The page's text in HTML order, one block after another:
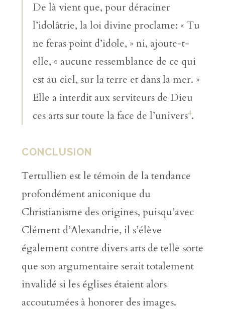
De là vient que, pour déraciner
l’idolâtrie, la loi divine proclame: « Tu
ne feras point d’idole, » ni, ajoute-t-
elle, « aucune ressemblance de ce qui
est au ciel, sur la terre et dans la mer. »
Elle a interdit aux serviteurs de Dieu
ces arts sur toute la face de l’univers4.
CONCLUSION
Tertullien est le témoin de la tendance
profondément aniconique du
Christianisme des origines, puisqu’avec
Clément d’Alexandrie, il s’élève
également contre divers arts de telle sorte
que son argumentaire serait totalement
invalidé si les églises étaient alors
accoutumées à honorer des images.